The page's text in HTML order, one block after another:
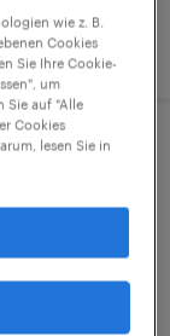
wie z. B.
Cookies
Sie Ihre Cookie-
um
Sie auf "Alle
Cookies
lesen Sie in